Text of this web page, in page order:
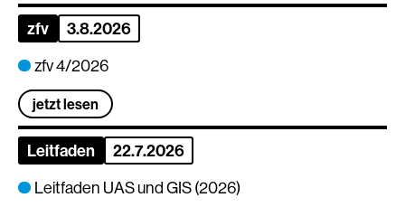
zfv 4/2026
zfv 3.8.2026
jetzt lesen
Leitfaden UAS und GIS (2026)
Leitfaden 22.7.2026